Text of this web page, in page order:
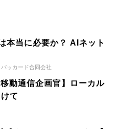
本当に必要か？ AIネット
ッカード合同会社
動通信企画官】ローカル
て